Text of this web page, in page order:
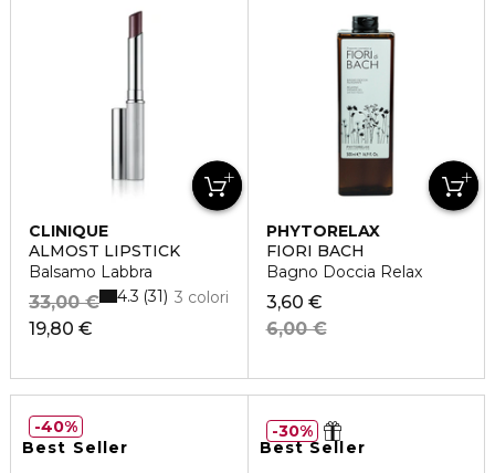
CLINIQUE
ALMOST LIPSTICK
Balsamo Labbra
19,80 €
33,00 € 3 colori
4.3 31
PHYTORELAX
FIORI BACH
Bagno Doccia Relax
3,60 €
6,00 €
Best Seller
40%
Best Seller
30%